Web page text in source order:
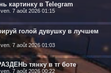
картинку в Telegram
ven. 7 août 2026 01:15
голой дувушку в лучшем
ven. 7 août 2026 01:03
тянку в тг боте
ven. 7 août 2026 00:22